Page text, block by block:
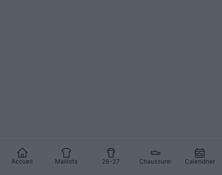
Accueil Maillots 26-27 Chaussures Calendrier